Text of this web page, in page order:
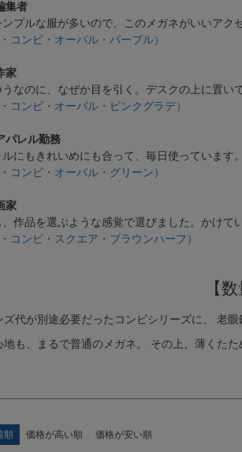
集者
プルな服が多いので、このメガネがいいアク
・コンビ・オーバル・パープル）
家
なのに、なぜか目を引く。デスクの上に置い
・コンビ・オーバル・ピンクグラデ）
パレル勤務
にもきれいめにも合って、毎日使っています
・コンビ・オーバル・グリーン）
家
作品を選ぶような感覚で選びました。かけて
・コンビ・スクエア・ブラウンハーフ）
【
ズ代が別途必要だったコンビシリーズに、 老
地も、まるで普通のメガネ。 その上、薄くた
ドで探す
バルのグレーだけ絞り込みたい場合「オーバ
順 価格が高い順 価格が安い順